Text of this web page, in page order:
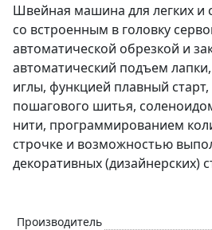
Швейная машина для легких и
со встроенным в головку
автоматической обрезкой и
автоматический подъем
иглы, функцией плавный
пошагового шитья,
нити, программированием
строчке и возможностью
декоративных (дизайнерских)
Производитель